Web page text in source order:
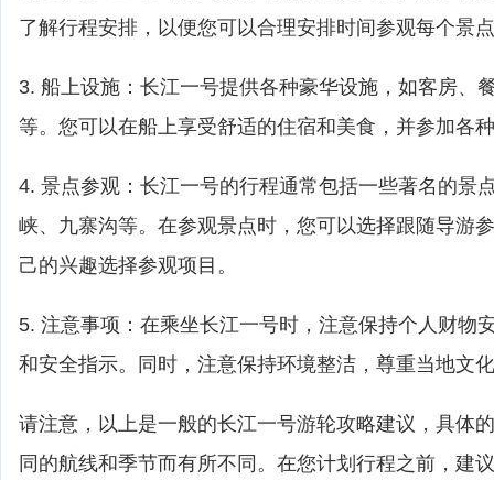
了解行程安排，以便您可以合理安排时间参观每个景
3. 船上设施：长江一号提供各种豪华设施，如客房、
等。您可以在船上享受舒适的住宿和美食，并参加各
4. 景点参观：长江一号的行程通常包括一些著名的景
峡、九寨沟等。在参观景点时，您可以选择跟随导游
己的兴趣选择参观项目。
5. 注意事项：在乘坐长江一号时，注意保持个人财物
和安全指示。同时，注意保持环境整洁，尊重当地文
请注意，以上是一般的长江一号游轮攻略建议，具体
同的航线和季节而有所不同。在您计划行程之前，建